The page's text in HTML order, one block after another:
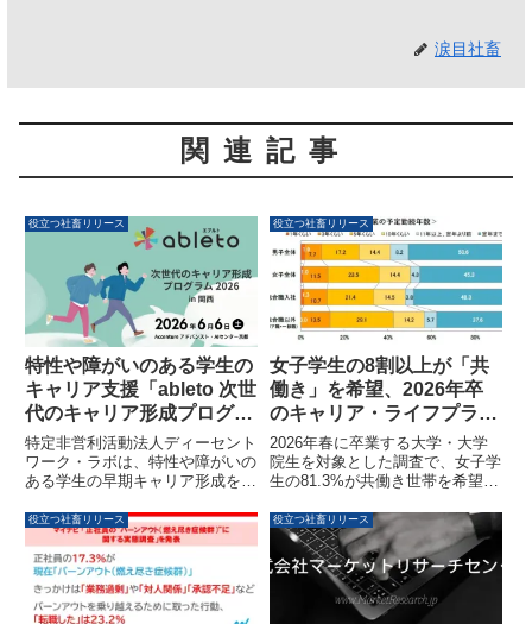
涙目社畜
関連記事
役立つ社畜リリース
特性や障がいのある学生の
キャリア支援「ableto 次世
代のキャリア形成プログラ
ム 2026 in 関西」が開催さ
れます
特定非営利活動法人ディーセント
ワーク・ラボは、特性や障がいの
ある学生の早期キャリア形成を支
「ableto 次世代のキャリア形成プ
ログラム 2026 in 関西」を京都市
で開催します。本イベントは、学
生と企業が相互理解を深め、共に
「できる」を育むことを目指して
います。
役立つ社畜リリース
女子学生の8割以上が「共
働き」を希望、2026年卒
のキャリア・ライフプラン
調査で明らかに
2026年春に卒業する大学・大学
院生を対象とした調査で、女子学
生の81.3%が共働き世帯を希望し
後のキャリアプランやライフプラ
ン、企業研究における関心事など
も明らかになっています。
役立つ社畜リリース 役立つ社畜リリース